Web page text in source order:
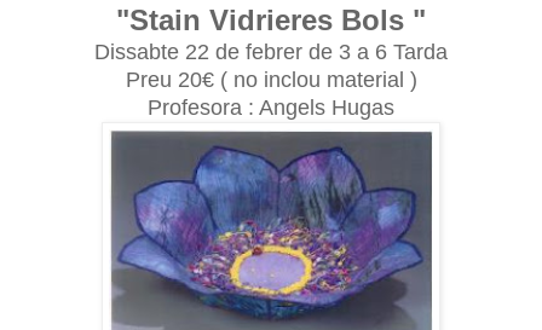
"Stain Vidrieres Bols "
Dissabte 22 de febrer de 3 a 6 Tarda
Preu 20€ ( no inclou material )
Profesora : Angels Hugas